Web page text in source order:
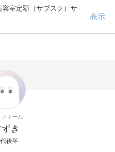
容室定額（サブスク）サ
表示
ィール
き
後半